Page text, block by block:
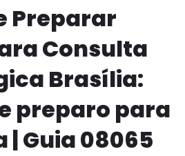
Preparar
Consulta
Brasília:
preparo para
| Guia 08065